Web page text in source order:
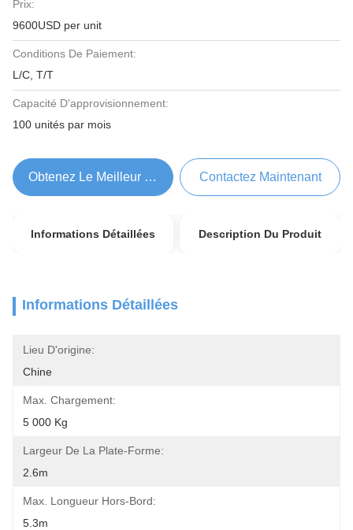
Prix:
9600USD per unit
Conditions De Paiement:
L/C, T/T
Capacité D'approvisionnement:
100 unités par mois
Obtenez Le Meilleur Prix Contactez Maintenant
Informations Détaillées Description Du Produit
Informations Détaillées
Lieu D'origine:
Chine
Max. Chargement:
5 000 Kg
Largeur De La Plate-Forme:
2.6m
Max. Longueur Hors-Bord:
5.3m